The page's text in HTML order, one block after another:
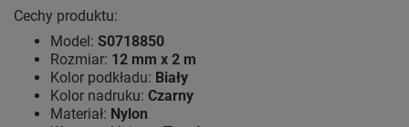
Cechy produktu:
Model: S0718850
Rozmiar: 12 mm x 2 m
Kolor podkładu: Biały
Kolor nadruku: Czarny
Materiał: Nylon